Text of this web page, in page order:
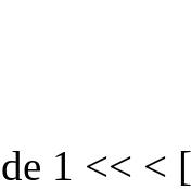
de 1 << < [